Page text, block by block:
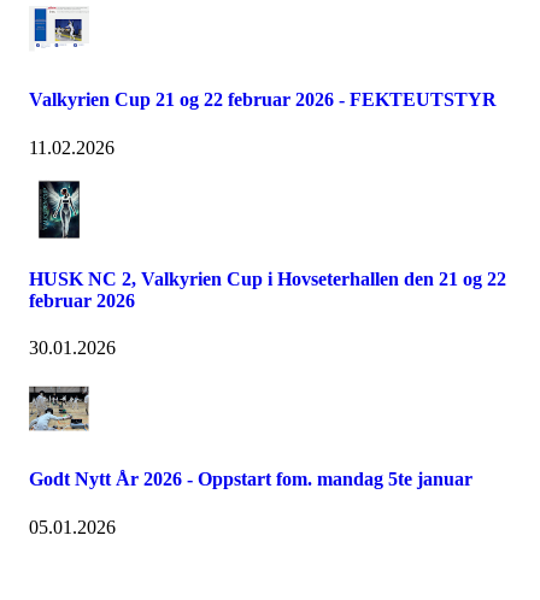
Valkyrien Cup 21 og 22 februar 2026 - FEKTEUTSTYR
11.02.2026
HUSK NC 2, Valkyrien Cup i Hovseterhallen den 21 og 22
februar 2026
30.01.2026
Godt Nytt År 2026 - Oppstart fom. mandag 5te januar
05.01.2026